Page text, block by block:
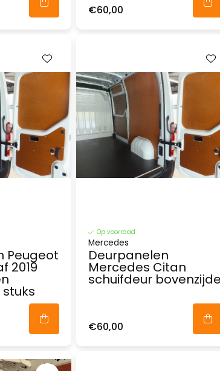
€60,00
Peugeot
2019
Op voorraad
Mercedes
Deurpanelen
Mercedes Citan
schuifdeur bovenzijde
€60,00